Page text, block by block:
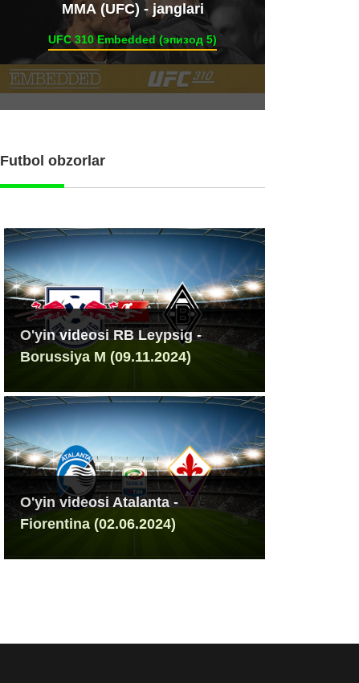
ММА (UFC) - janglari
UFC 310 Embedded (эпизод 5)
Futbol obzorlar
O'yin videosi RB Leypsig -
Borussiya M (09.11.2024)
O'yin videosi Atalanta -
Fiorentina (02.06.2024)